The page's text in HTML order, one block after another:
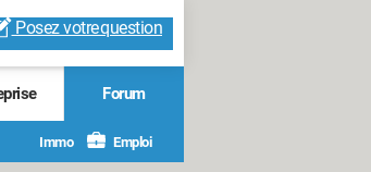
Posez votrequestion
Forum
Immo Emploi